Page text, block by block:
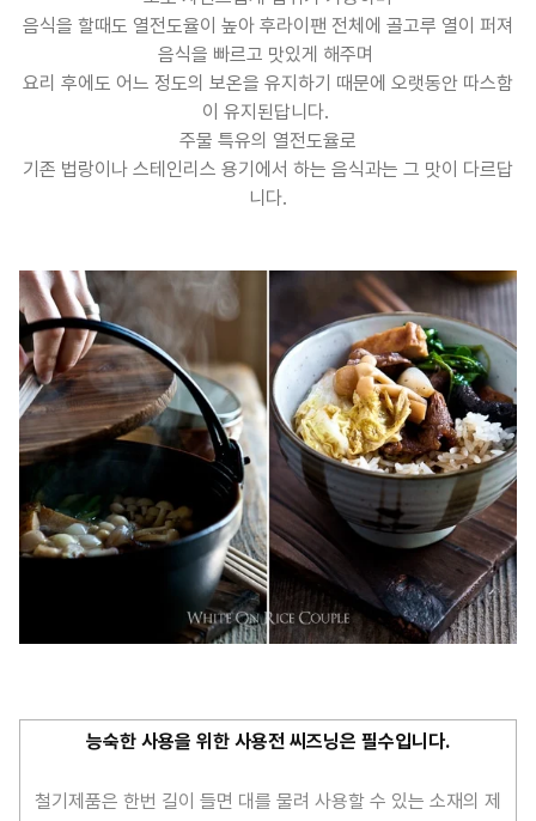
음식을 할때도 열전도율이 높아 후라이팬 전체에 골고루 열이 퍼져
음식을 빠르고 맛있게 해주며
요리 후에도 어느 정도의 보온을 유지하기 때문에 오랫동안 따스함
이 유지된답니다.
주물 특유의 열전도율로
기존 법랑이나 스테인리스 용기에서 하는 음식과는 그 맛이 다르답
니다.
능숙한 사용을 위한 사용전 씨즈닝은 필수입니다.
철기제품은 한번 길이 들면 대를 물려 사용할 수 있는 소재의 제